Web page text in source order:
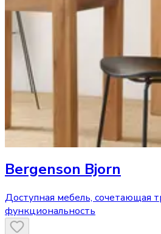
Bergenson Bjorn
Доступная мебель, сочетающая
функциональность